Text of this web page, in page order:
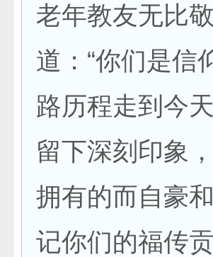
老年教友无比
道：“你们是信
路历程走到今
留下深刻印象
拥有的而自豪
记你们的福传